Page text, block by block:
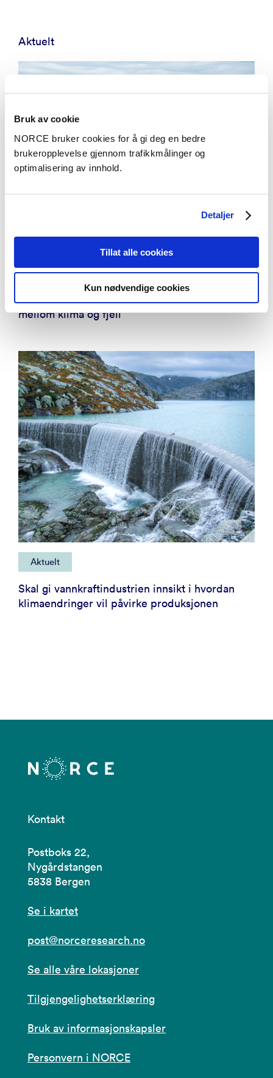
Bruk av cookie
NORCE bruker cookies for å gi deg en bedre
brukeropplevelse gjennom trafikkmålinger og
optimalisering av innhold.
Detaljer
Tillat alle cookies
Kun nødvendige cookies
Aktuelt
Aktuelt
Nytt forskningssenter skal kartlegge samspill
mellom klima og fjell
Aktuelt
Skal gi vannkraftindustrien innsikt i hvordan
klimaendringer vil påvirke produksjonen
Kontakt
Postboks 22,
Nygårdstangen
5838 Bergen
Se i kartet
post@norceresearch.no
Se alle våre lokasjoner
Tilgjengelighetserklæring
Bruk av informasjonskapsler
Personvern i NORCE